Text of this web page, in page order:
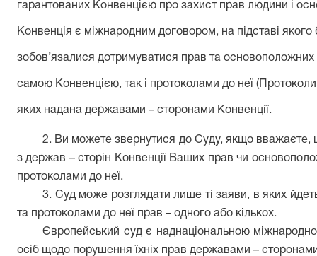
гарантованих Конвенцією про захист прав людини і
Конвенція є міжнародним договором, на підставі
зобов’язалися дотримуватися прав та
самою Конвенцією, так і протоколами до неї
яких надана державами – сторонами Конвенції.
2. Ви можете звернутися до Суду, якщо
з держав – сторін Конвенції Ваших прав чи
протоколами до неї.
3. Суд може розглядати лише ті заяви, в яких
та протоколами до неї прав – одного або кількох.
Європейський суд є наднаціональною
осіб щодо порушення їхніх прав державами –